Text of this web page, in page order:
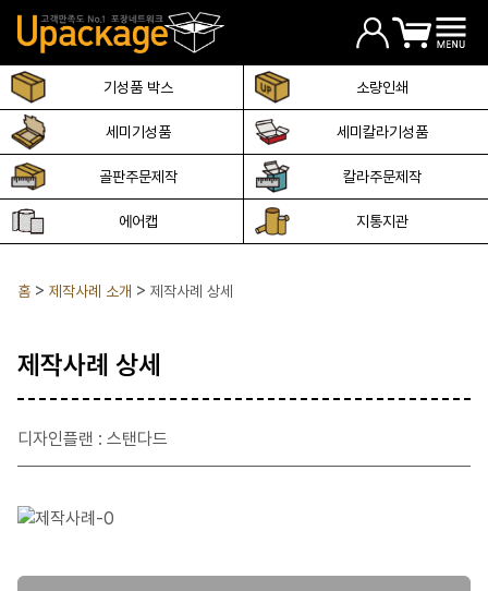
기성품 박스 소량인쇄
세미기성품 세미칼라기성품
골판주문제작 칼라주문제작
에어캡 지통지관
홈 제작사례 소개 제작사례 상세
제작사례 상세
디자인플랜 : 스탠다드